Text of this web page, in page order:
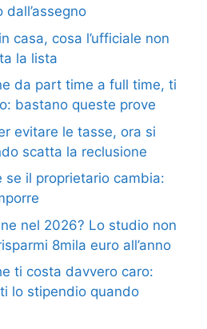
casa, cosa l’ufficiale non
la lista
da part time a full time, ti
bastano queste prove
evitare le tasse, ora si
scatta la reclusione
il proprietario cambia:
nel 2026? Lo studio non
8mila euro all’anno
ti costa davvero caro:
lo stipendio quando